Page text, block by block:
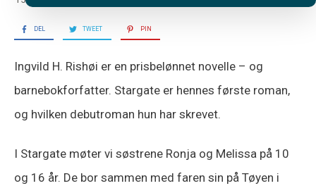
DEL TWEET PIN
Ingvild H. Rishøi er en prisbelønnet novelle – og
barnebokforfatter. Stargate er hennes første roman,
og hvilken debutroman hun har skrevet.
I Stargate møter vi søstrene Ronja og Melissa på 10
og 16 år. De bor sammen med faren sin på Tøyen i